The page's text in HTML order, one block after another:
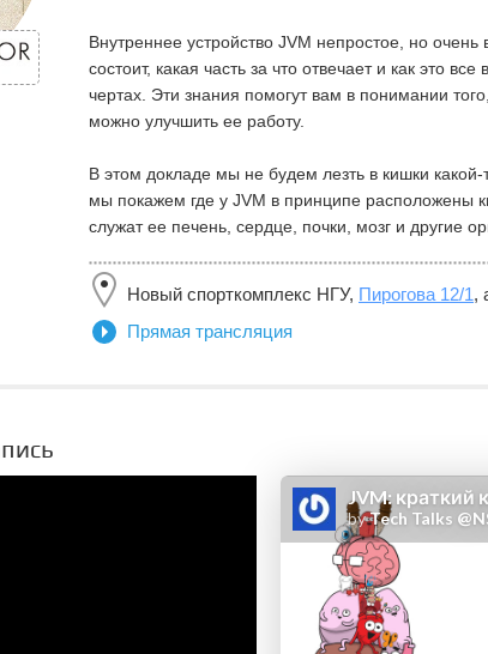
Внутреннее устройство JVM непростое, но
состоит, какая часть за что отвечает и как это
чертах. Эти знания помогут вам в понимании
можно улучшить ее работу.
В этом докладе мы не будем лезть в кишки
мы покажем где у JVM в принципе расположены
служат ее печень, сердце, почки, мозг и другие
Новый спорткомплекс НГУ, Пирогова 12/1,
Прямая трансляция